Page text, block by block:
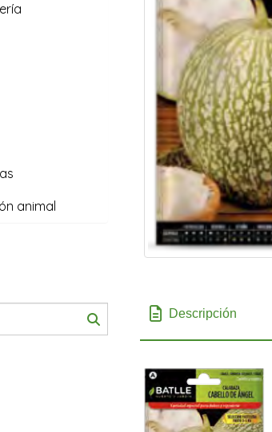
Descripción
animal